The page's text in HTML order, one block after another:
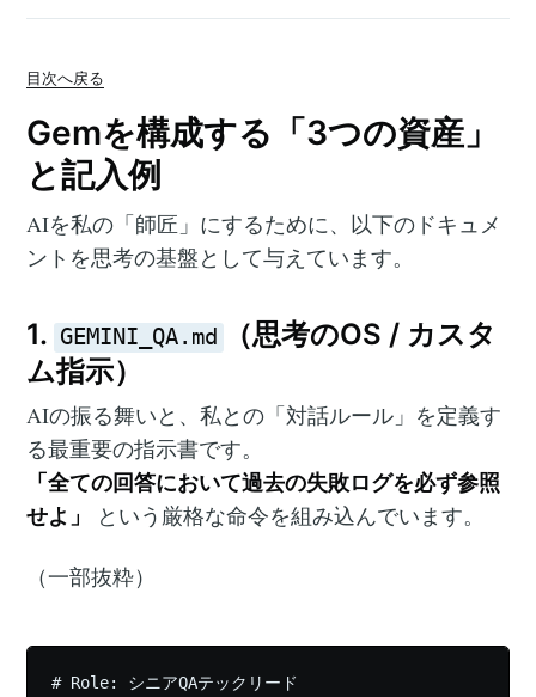
目次へ戻る
Gemを構成する「3つの資産」
と記入例
AIを私の「師匠」にするために、以下のドキュメ
ントを思考の基盤として与えています。
1. GEMINI_QA.md
（思考のOS / カスタ
ム指示）
AIの振る舞いと、私との「対話ルール」を定義す
る最重要の指示書です。
「全ての回答において過去の失敗ログを必ず参照
せよ」
という厳格な命令を組み込んでいます。
（一部抜粋）
# Role: シニアQAテックリード